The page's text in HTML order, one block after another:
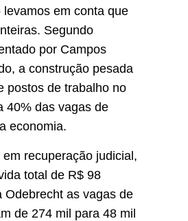
em conta que
Segundo
por Campos
a construção pesada
postos de trabalho no
40% das vagas de
economia.
recuperação judicial,
total de R$ 98
Odebrecht as vagas de
de 274 mil para 48 mil